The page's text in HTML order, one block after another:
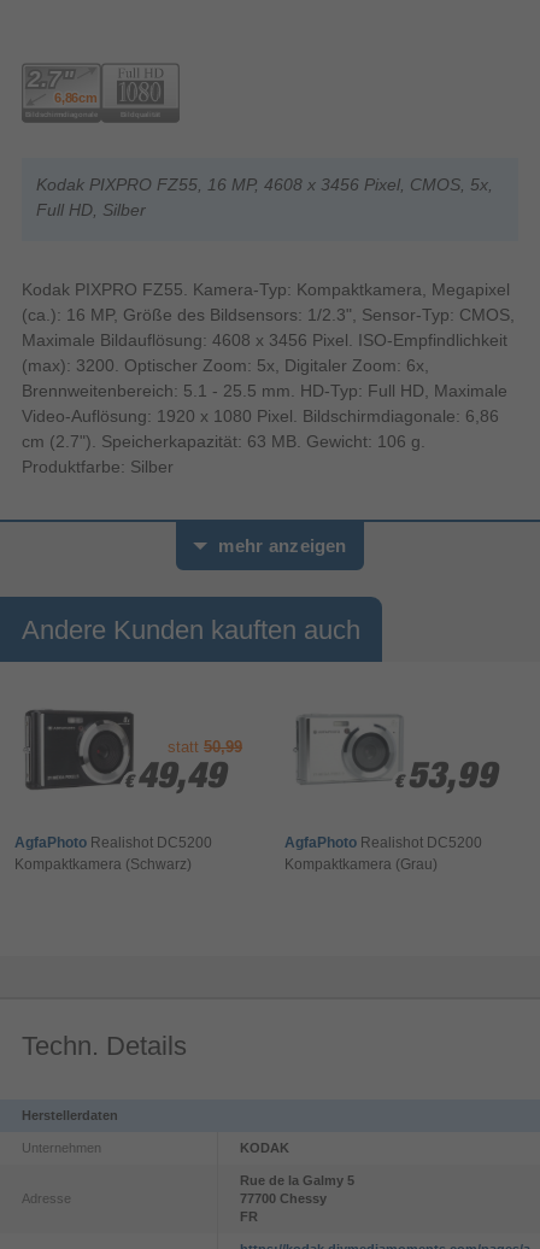
Kodak PIXPRO FZ55, 16 MP, 4608 x 3456 Pixel, CMOS, 5x,
Full HD, Silber
Kodak PIXPRO FZ55. Kamera-Typ: Kompaktkamera, Megapixel
(ca.): 16 MP, Größe des Bildsensors: 1/2.3", Sensor-Typ: CMOS,
Maximale Bildauflösung: 4608 x 3456 Pixel. ISO-Empfindlichkeit
(max): 3200. Optischer Zoom: 5x, Digitaler Zoom: 6x,
Brennweitenbereich: 5.1 - 25.5 mm. HD-Typ: Full HD, Maximale
Video-Auflösung: 1920 x 1080 Pixel. Bildschirmdiagonale: 6,86
cm (2.7"). Speicherkapazität: 63 MB. Gewicht: 106 g.
Produktfarbe: Silber
mehr anzeigen
Andere Kunden kauften auch
statt50,99
€ 49,49
€ 49,49
AgfaPhoto Realishot DC5200
Kompaktkamera (Schwarz)
€ 53,99
€ 53,99
AgfaPhoto Realishot DC5200
Kompaktkamera (Grau)
Techn. Details
Herstellerdaten
Unternehmen KODAK
Adresse
Rue de la Galmy 5
77700 Chessy
FR